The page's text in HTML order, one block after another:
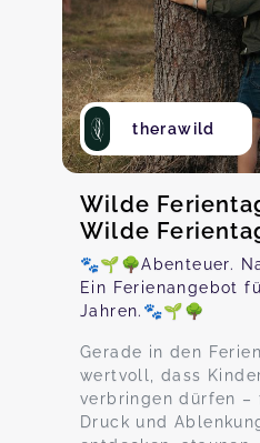
therawild
Wilde
Wilde
🐾🌱🌳Abenteuer.
Ein Ferienangebot
Jahren.🐾🌱🌳
Gerade in den
wertvoll, dass
verbringen dürfen –
Druck und